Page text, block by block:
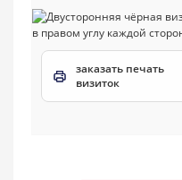
заказать печать
визиток